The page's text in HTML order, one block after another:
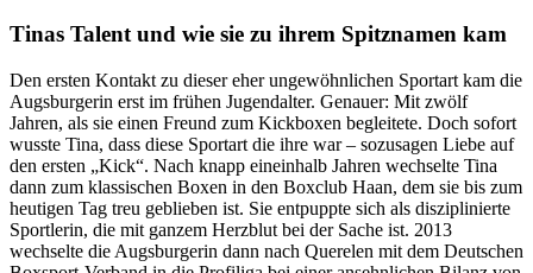
Tinas Talent und wie sie zu ihrem Spitznamen kam
Den ersten Kontakt zu dieser eher ungewöhnlichen Sportart kam die
Augsburgerin erst im frühen Jugendalter. Genauer: Mit zwölf
Jahren, als sie einen Freund zum Kickboxen begleitete. Doch sofort
wusste Tina, dass diese Sportart die ihre war – sozusagen Liebe auf
den ersten „Kick“. Nach knapp eineinhalb Jahren wechselte Tina
dann zum klassischen Boxen in den Boxclub Haan, dem sie bis zum
heutigen Tag treu geblieben ist. Sie entpuppte sich als disziplinierte
Sportlerin, die mit ganzem Herzblut bei der Sache ist. 2013
wechselte die Augsburgerin dann nach Querelen mit dem Deutschen